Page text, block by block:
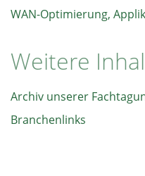
WAN-Optimierung,
Weitere
Archiv unserer
Branchenlinks